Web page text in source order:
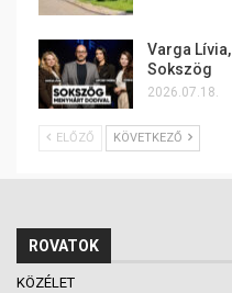
Varga Lívia,
Sokszög
2026.07.18.
ELŐZŐ KÖVETKEZŐ
ROVATOK
KÖZÉLET